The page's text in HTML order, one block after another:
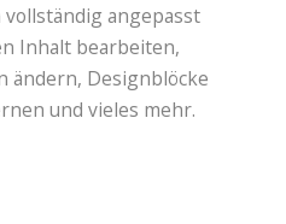
angepasst
Inhalt bearbeiten,
ändern, Designblöcke
und vieles mehr.